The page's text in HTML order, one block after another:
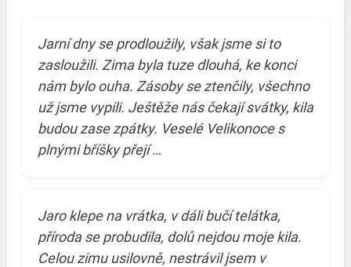
Jarní dny se prodloužily, však jsme si to
zasloužili. Zima byla tuze dlouhá, ke konci
nám bylo ouha. Zásoby se ztenčily, všechno
už jsme vypili. Ještěže nás čekají svátky, kila
budou zase zpátky. Veselé Velikonoce s
plnými bříšky přejí …
Jaro klepe na vrátka, v dáli bučí telátka,
příroda se probudila, dolů nejdou moje kila.
Celou zimu usilovně, nestrávil jsem v